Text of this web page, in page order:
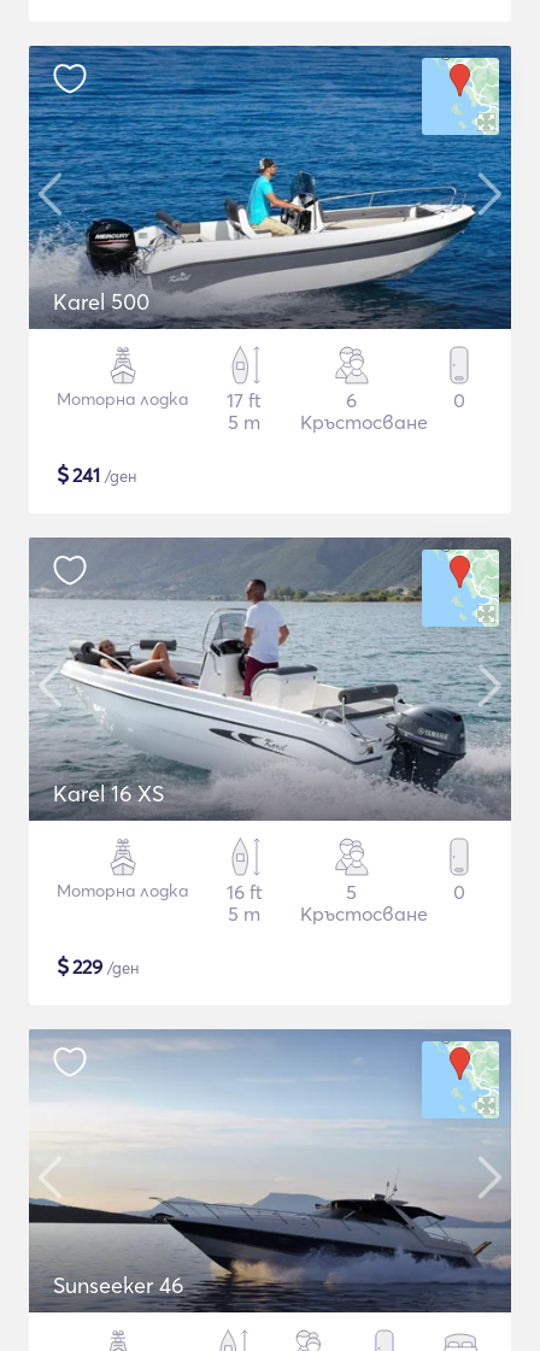
Karel 500
Моторна лодка
17 ft
5 m
6
Кръстосване
0
$241 /ден
Karel 16 XS
Моторна лодка
16 ft
5 m
5
Кръстосване
0
$229 /ден
Sunseeker 46